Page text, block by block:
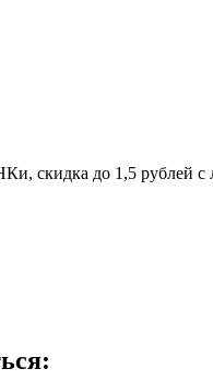
скидка до 1,5 рублей с